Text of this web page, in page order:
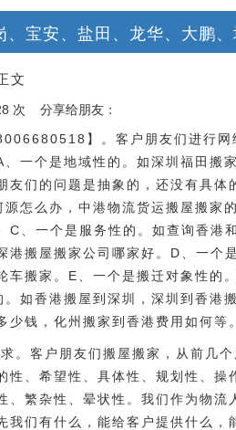
宝安、盐田、龙华、大鹏
文
次 分享给朋友：
】。客户朋友们进行网
一个是地域性的。如深圳福田搬
们的问题是抽象的，还没有具体
怎么办，中港物流货运搬屋搬家
、一个是服务性的。如查询香港
搬屋搬家公司哪家好。D、一个
搬家。E、一个是搬迁对象性的
如香港搬屋到深圳，深圳到香港
钱，化州搬家到香港费用如何等。
。客户朋友们搬屋搬家，从前几
性、希望性、具体性、规划性、操
、繁杂性、晕状性。我们作为物流
我们有什么，能给客户提供什么，